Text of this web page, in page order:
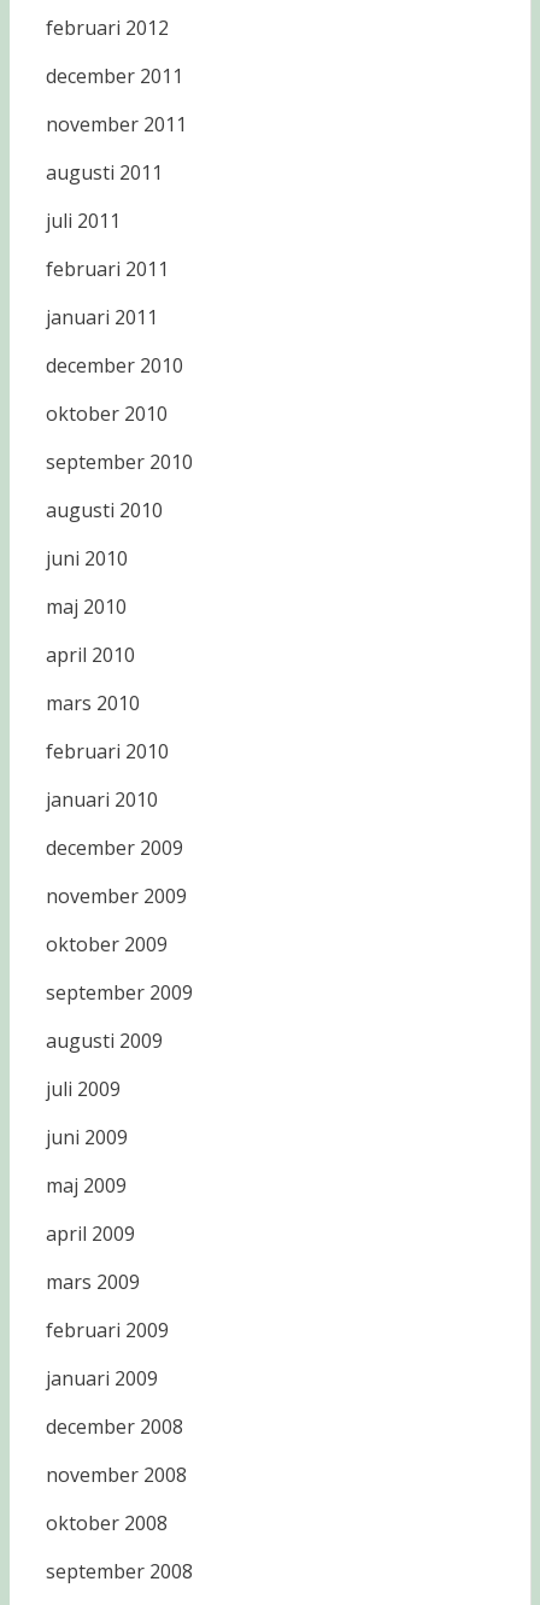
februari 2012
december 2011
november 2011
augusti 2011
juli 2011
februari 2011
januari 2011
december 2010
oktober 2010
september 2010
augusti 2010
juni 2010
maj 2010
april 2010
mars 2010
februari 2010
januari 2010
december 2009
november 2009
oktober 2009
september 2009
augusti 2009
juli 2009
juni 2009
maj 2009
april 2009
mars 2009
februari 2009
januari 2009
december 2008
november 2008
oktober 2008
september 2008